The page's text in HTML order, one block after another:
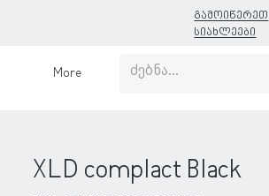
გამოიწერეთ
სიახლეები
More
XLD complact Black